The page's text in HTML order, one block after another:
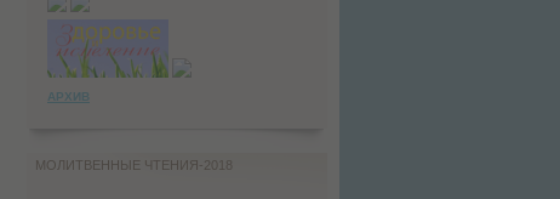
АРХИВ
МОЛИТВЕННЫЕ ЧТЕНИЯ-2018